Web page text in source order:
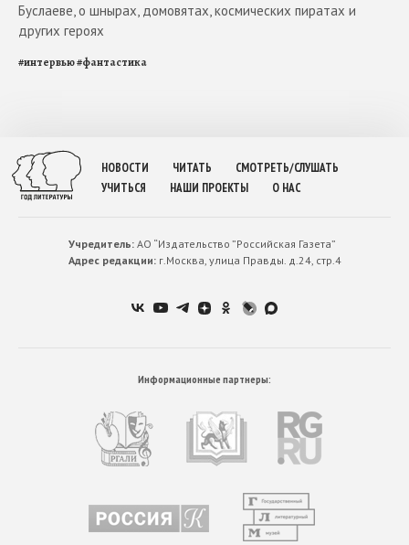
Буслаеве, о шнырах, домовятах, космических пиратах и
других героях
#интервью#фантастика
НОВОСТИ ЧИТАТЬ
СМОТРЕТЬ/СЛУШАТЬ
УЧИТЬСЯ
НАШИ ПРОЕКТЫ О НАС
Учредитель:АО “Издательство ”Российская Газета”
Адрес редакции:г.Москва, улица Правды. д.24, стр.4
Информационные партнеры: